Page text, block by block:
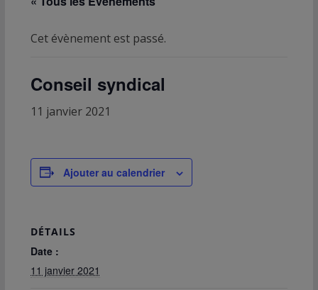
Cet évènement est passé.
Conseil syndical
11 janvier 2021
Ajouter au calendrier
DÉTAILS
Date :
11 janvier 2021